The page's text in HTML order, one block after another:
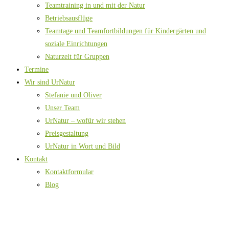
Teamtraining in und mit der Natur
Betriebsausflüge
Teamtage und Teamfortbildungen für Kindergärten und
soziale Einrichtungen
Naturzeit für Gruppen
Termine
Wir sind UrNatur
Stefanie und Oliver
Unser Team
UrNatur – wofür wir stehen
Preisgestaltung
UrNatur in Wort und Bild
Kontakt
Kontaktformular
Blog